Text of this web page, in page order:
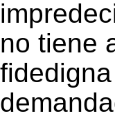
no tiene